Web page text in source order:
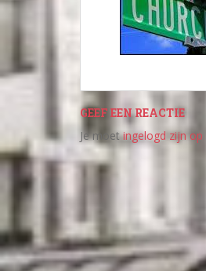
GEEF EEN REACTIE
Je moetingelogd zijn op